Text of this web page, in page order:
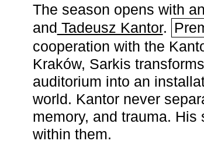
The season opens with
and Tadeusz Kantor.
cooperation with the
Kraków, Sarkis
auditorium into an
world. Kantor never
memory, and trauma.
within them.